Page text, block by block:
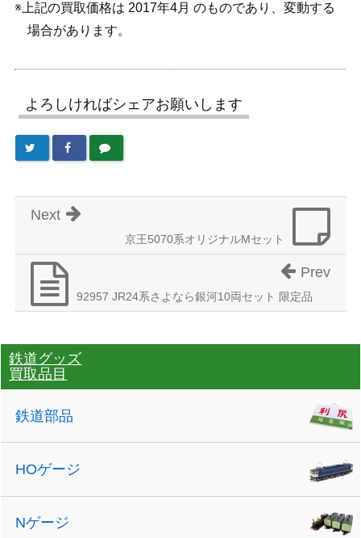
※上記の買取価格は 2017年4月 のものであり、変動する
場合があります。
よろしければシェアお願いします
京王5070系オリジナルMセット
Next
92957 JR24系さよなら銀河10両セット 限定品
Prev
鉄道グッズ
買取品目
鉄道部品
HOゲージ
Nゲージ